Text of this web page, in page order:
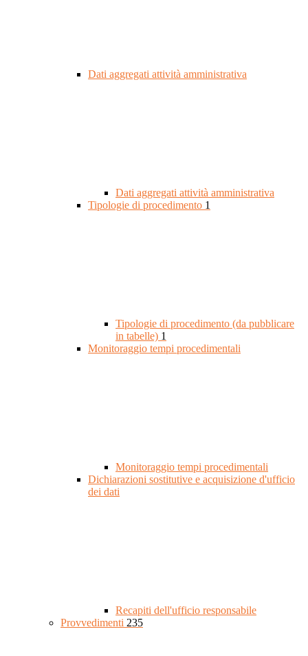
Dati aggregati attività amministrativa
Dati aggregati attività amministrativa
Tipologie di procedimento 1
Tipologie di procedimento (da pubblicare
in tabelle) 1
Monitoraggio tempi procedimentali
Monitoraggio tempi procedimentali
Dichiarazioni sostitutive e acquisizione d'ufficio
dei dati
Recapiti dell'ufficio responsabile
Provvedimenti 235